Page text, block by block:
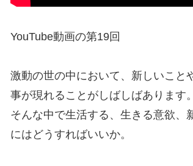
YouTube動画の第19回
激動の世の中において、新しいこと
事が現れることがしばしばあります。
そんな中で生活する、生きる意欲、
にはどうすればいいか。